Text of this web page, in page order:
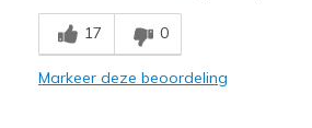
Breathe Well
Comfortable
17 0
Markeer deze beoordeling